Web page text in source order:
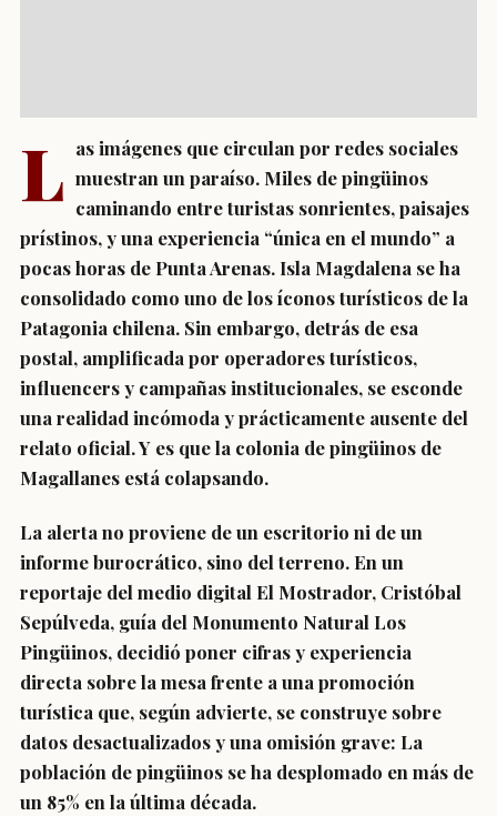
L as imágenes que circulan por redes sociales
muestran un paraíso. Miles de pingüinos
caminando entre turistas sonrientes, paisajes
prístinos, y una experiencia “única en el mundo” a
pocas horas de Punta Arenas. Isla Magdalena se ha
consolidado como uno de los íconos turísticos de la
Patagonia chilena. Sin embargo, detrás de esa
postal, amplificada por operadores turísticos,
influencers y campañas institucionales, se esconde
una realidad incómoda y prácticamente ausente del
relato oficial. Y es que la colonia de pingüinos de
Magallanes está colapsando.
La alerta no proviene de un escritorio ni de un
informe burocrático, sino del terreno. En un
reportaje del medio digital El Mostrador, Cristóbal
Sepúlveda, guía del Monumento Natural Los
Pingüinos, decidió poner cifras y experiencia
directa sobre la mesa frente a una promoción
turística que, según advierte, se construye sobre
datos desactualizados y una omisión grave: La
población de pingüinos se ha desplomado en más de
un 85% en la última década.